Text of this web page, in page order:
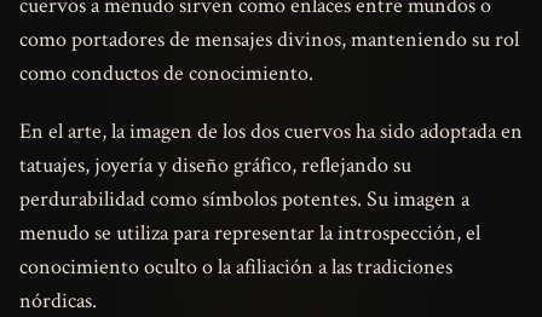
cuervos a menudo sirven como enlaces entre mundos o
como portadores de mensajes divinos, manteniendo su rol
como conductos de conocimiento.
En el arte, la imagen de los dos cuervos ha sido adoptada en
tatuajes, joyería y diseño gráfico, reflejando su
perdurabilidad como símbolos potentes. Su imagen a
menudo se utiliza para representar la introspección, el
conocimiento oculto o la afiliación a las tradiciones
nórdicas.